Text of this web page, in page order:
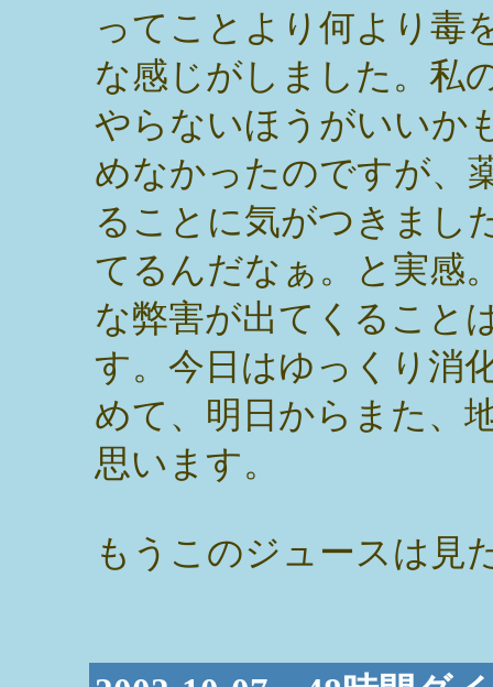
ってことより何より毒
な感じがしました。私
やらないほうがいいか
めなかったのですが、
ることに気がつきまし
てるんだなぁ。と実感
な弊害が出てくること
す。今日はゆっくり消
めて、明日からまた、
思います。
もうこのジュースは見